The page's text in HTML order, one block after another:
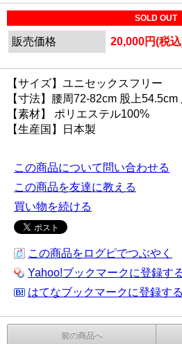
SOLD OUT
販売価格 20,000円(税
【サイズ】ユニセックスフリー
【寸法】腰周72-82cm 股上
【素材】 ポリエステル100%
【生産国】日本製
この商品について問い合わせる
この商品を友達に教える
買い物を続ける
この商品をログピでつぶやく
Yahoo!ブックマークに登録す
はてなブックマークに登録する
前の商品へ